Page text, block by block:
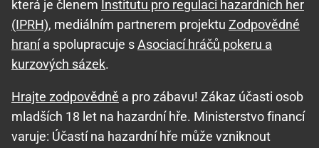
která je členem Institutu pro regulaci hazardních her
(IPRH), mediálním partnerem projektu Zodpovědné
hranía spolupracuje sAsociací hráčů pokeru a
kurzových sázek.
Hrajte zodpovědně a pro zábavu! Zákaz účasti osob
mladších 18 let na hazardní hře. Ministerstvo financí
varuje: Účastí na hazardní hře může vzniknout